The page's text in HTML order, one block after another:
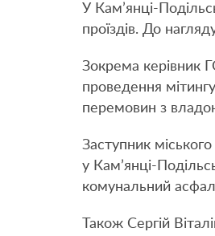
У Кам’янці-
проїздів. До
Зокрема керівник
проведення
перемовин з
Заступник
у Кам’янці-
комунальний
Також Сергій